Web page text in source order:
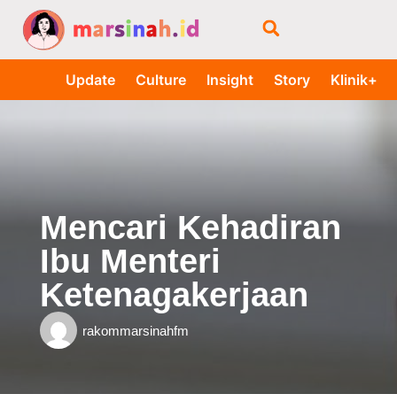
Update Culture Insight Story Klinik+
Mencari Kehadiran
Ibu Menteri
Ketenagakerjaan
rakommarsinahfm